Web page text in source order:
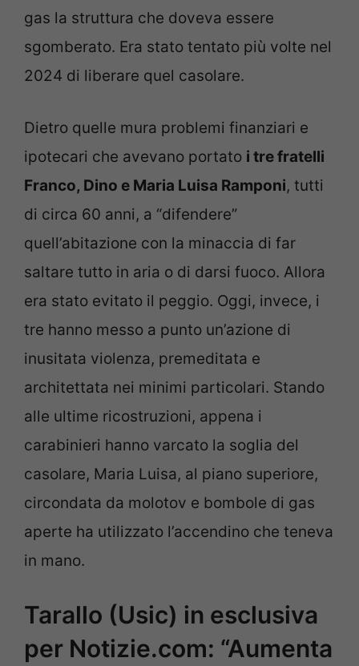
gas la struttura che doveva essere
sgomberato. Era stato tentato più volte nel
2024 di liberare quel casolare.
Dietro quelle mura problemi finanziari e
ipotecari che avevano portato i tre fratelli
Franco, Dino e Maria Luisa Ramponi, tutti
di circa 60 anni, a “difendere”
quell’abitazione con la minaccia di far
saltare tutto in aria o di darsi fuoco. Allora
era stato evitato il peggio. Oggi, invece, i
tre hanno messo a punto un’azione di
inusitata violenza, premeditata e
architettata nei minimi particolari. Stando
alle ultime ricostruzioni, appena i
carabinieri hanno varcato la soglia del
casolare, Maria Luisa, al piano superiore,
circondata da molotov e bombole di gas
aperte ha utilizzato l’accendino che teneva
in mano.
Tarallo (Usic) in esclusiva
per Notizie.com: “Aumenta